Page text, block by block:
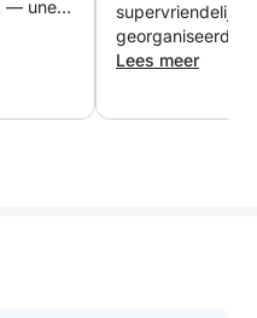
— une
supervriendelijk
georganiseerd.
aan boord
Lees meer